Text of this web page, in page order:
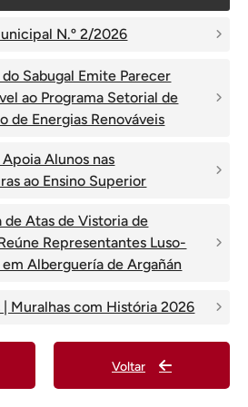
N.º 2/2026
Sabugal Emite Parecer
ao Programa Setorial de
de Energias Renováveis
Alunos nas
ao Ensino Superior
de Atas de Vistoria de
Representantes Luso-
em Alberguería de Argañán
| Muralhas com História 2026
Voltar